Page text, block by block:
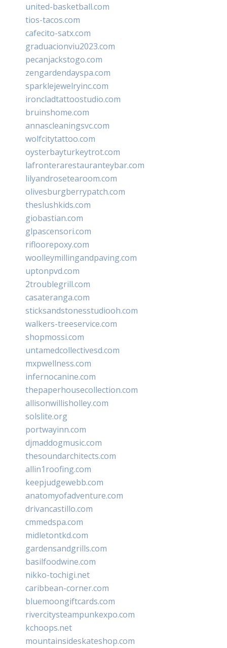
united-basketball.com
tios-tacos.com
cafecito-satx.com
graduacionviu2023.com
pecanjackstogo.com
zengardendayspa.com
sparklejewelryinc.com
ironcladtattoostudio.com
bruinshome.com
annascleaningsvc.com
wolfcitytattoo.com
oysterbayturkeytrot.com
lafronterarestauranteybar.com
lilyandrosetearoom.com
olivesburgberrypatch.com
theslushkids.com
giobastian.com
glpascensori.com
rifloorepoxy.com
woolleymillingandpaving.com
uptonpvd.com
2troublegrill.com
casateranga.com
sticksandstonesstudiooh.com
walkers-treeservice.com
shopmossi.com
untamedcollectivesd.com
mxpwellness.com
infernocanine.com
thepaperhousecollection.com
allisonwillisholley.com
solslite.org
portwayinn.com
djmaddogmusic.com
thesoundarchitects.com
allin1roofing.com
keepjudgewebb.com
anatomyofadventure.com
drivancastillo.com
cmmedspa.com
midletontkd.com
gardensandgrills.com
basilfoodwine.com
nikko-tochigi.net
caribbean-corner.com
bluemoongiftcards.com
rivercitysteampunkexpo.com
kchoops.net
mountainsideskateshop.com